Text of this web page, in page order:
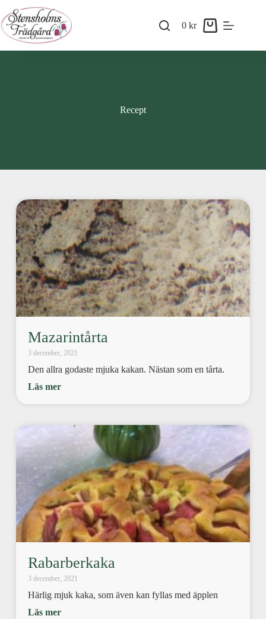
0kr
Recept
Mazarintårta
3 december, 2021
Den allra godaste mjuka kakan. Nästan som en tårta.
Läs mer
Rabarberkaka
3 december, 2021
Härlig mjuk kaka, som även kan fyllas med äpplen
Läs mer